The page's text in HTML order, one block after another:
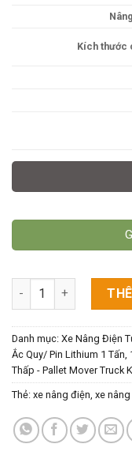
Kích thước
Xe Nâng Điện Thấp
Danh mục: Xe Nâng Điện
Ắc Quy/ Pin Lithium 1 Tấn,
Thấp - Pallet Mover Truck
Thẻ: xe nâng điện xe